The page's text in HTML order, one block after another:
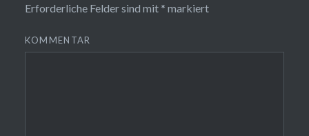
Erforderliche Felder sind mit * markiert
KOMMENTAR